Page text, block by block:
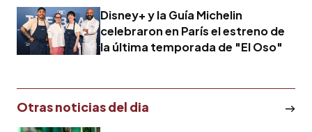
Disney+ y la Guía Michelin
celebraron en París el estreno de
la última temporada de "El Oso"
Otras noticias del dia